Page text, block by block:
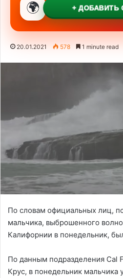
🌍 + ДОБАВИТЬ
20.01.2021 578 1 minute read
По словам официальных лиц,
мальчика, выброшенного
Калифорнии в понедельник,
По данным подразделения Cal
Крус, в понедельник мальчика